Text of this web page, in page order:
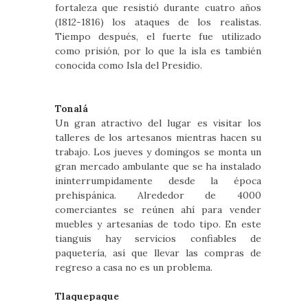
fortaleza que resistió durante cuatro años
(1812-1816) los ataques de los realistas.
Tiempo después, el fuerte fue utilizado
como prisión, por lo que la isla es también
conocida como Isla del Presidio.
Tonalá
Un gran atractivo del lugar es visitar los
talleres de los artesanos mientras hacen su
trabajo. Los jueves y domingos se monta un
gran mercado ambulante que se ha instalado
ininterrumpidamente desde la época
prehispánica. Alrededor de 4000
comerciantes se reúnen ahí para vender
muebles y artesanías de todo tipo. En este
tianguis hay servicios confiables de
paquetería, así que llevar las compras de
regreso a casa no es un problema.
Tlaquepaque